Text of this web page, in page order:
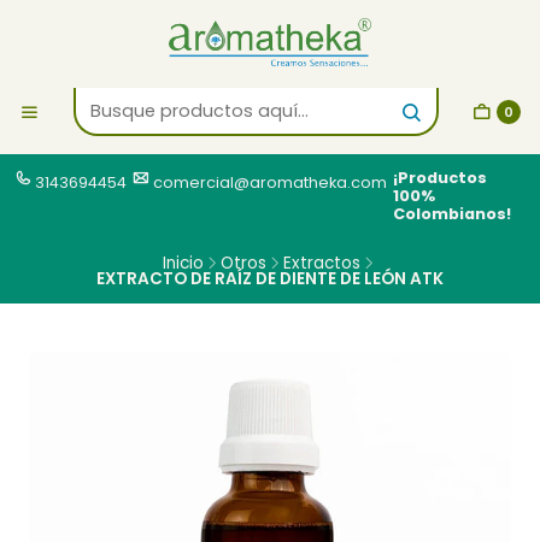
0
3143694454 comercial@aromatheka.com ¡Productos
100%
Colombianos!
Inicio Otros Extractos
EXTRACTO DE RAÍZ DE DIENTE DE LEÓN ATK